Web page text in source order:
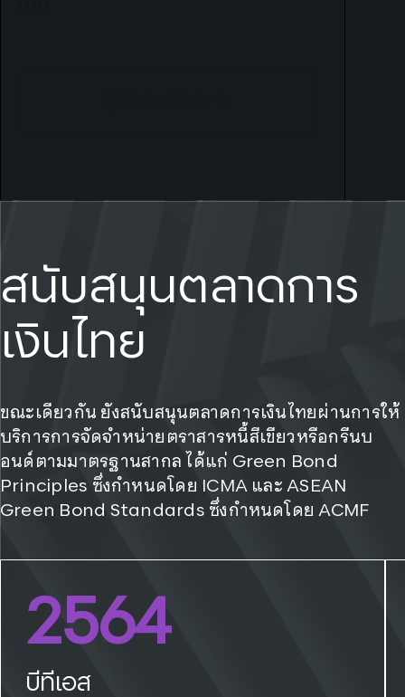
สนับสนุนตลาดการ
เงินไทย
ขณะเดียวกัน ยังสนับสนุนตลาดการเงินไทยผ่านการให้
บริการการจัดจำหน่ายตราสารหนี้สีเขียวหรือกรีนบ
อนด์ตามมาตรฐานสากล ได้แก่ Green Bond
Principles ซึ่งกำหนดโดย ICMA และ ASEAN
Green Bond Standards ซึ่งกำหนดโดย ACMF​
2564
บีทีเอส